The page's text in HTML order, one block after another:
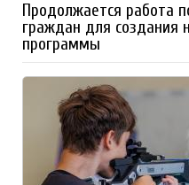
Продолжается работа
граждан для создания
программы